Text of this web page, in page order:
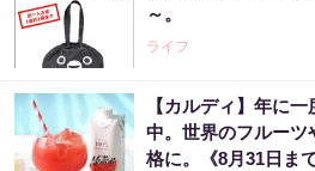
～。
ライフ
【カルディ】年に
中。世界のフルーツ
格に。《8月31日まで